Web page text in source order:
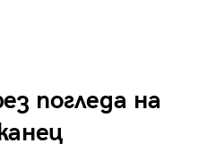
погледа на